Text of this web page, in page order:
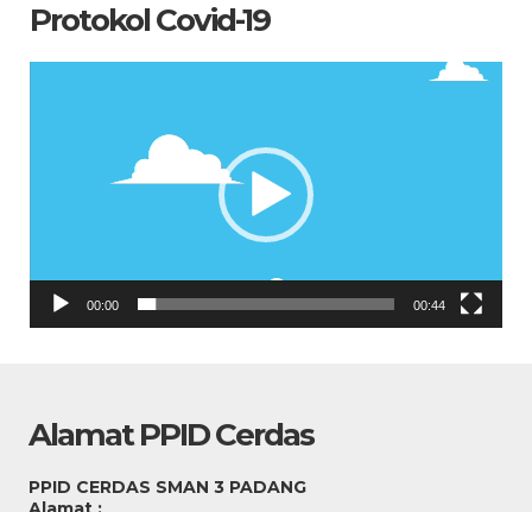
Protokol Covid-19
00:00 00:44
Alamat PPID Cerdas
PPID CERDAS SMAN 3 PADANG